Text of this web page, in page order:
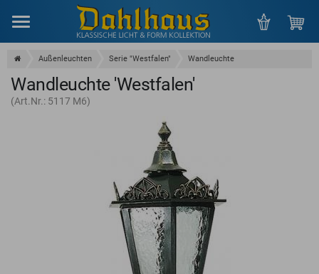
Außenleuchten Serie "Westfalen" Wandleuchte
Wandleuchte 'Westfalen'
(Art.Nr.: 5117 M6)